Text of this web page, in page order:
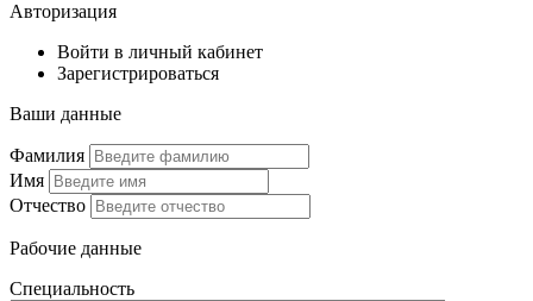
Авторизация
Войти в личный кабинет
Зарегистрироваться
Ваши данные
Фамилия
Имя
Отчество
Рабочие данные
Специальность